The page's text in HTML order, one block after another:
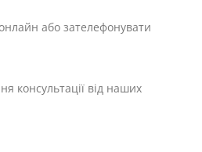
або зателефонувати
консультації від наших